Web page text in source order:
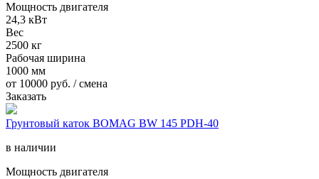
Мощность двигателя
24,3 кВт
Вес
2500 кг
Рабочая ширина
1000 мм
от 10000 руб. / смена
Заказать
Грунтовый каток BOMAG BW 145 PDH-40
в наличии
Мощность двигателя